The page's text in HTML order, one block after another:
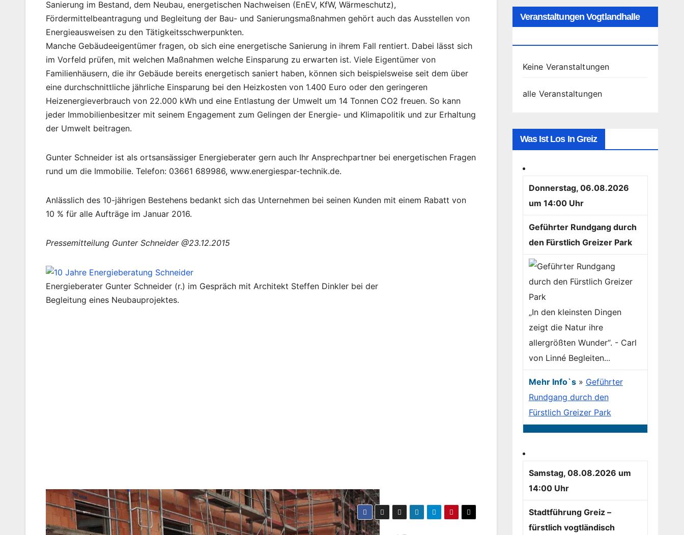
Sanierung im Bestand, dem Neubau, energetischen Nachweisen (EnEV, KfW, Wärmeschutz),
Fördermittelbeantragung und Begleitung der Bau- und Sanierungsmaßnahmen gehört auch das Ausstellen von
Energieausweisen zu den Tätigkeitsschwerpunkten.
Manche Gebäudeeigentümer fragen, ob sich eine energetische Sanierung in ihrem Fall rentiert. Dabei lässt sich
im Vorfeld prüfen, mit welchen Maßnahmen welche Einsparung zu erwarten ist. Viele Eigentümer von
Familienhäusern, die ihr Gebäude bereits energetisch saniert haben, können sich beispielsweise seit dem über
eine durchschnittliche jährliche Einsparung bei den Heizkosten von 1.400 Euro oder den geringeren
Heizenergieverbrauch von 22.000 kWh und eine Entlastung der Umwelt um 14 Tonnen CO2 freuen. So kann
jeder Immobilienbesitzer mit seinem Engagement zum Gelingen der Energie- und Klimapolitik und zur Erhaltung
der Umwelt beitragen.
Gunter Schneider ist als ortsansässiger Energieberater gern auch Ihr Ansprechpartner bei energetischen Fragen
rund um die Immobilie. Telefon: 03661 689986, www.energiespar-technik.de.
Anlässlich des 10-jährigen Bestehens bedankt sich das Unternehmen bei seinen Kunden mit einem Rabatt von
10 % für alle Aufträge im Januar 2016.
Pressemitteilung Gunter Schneider @23.12.2015
Energieberater Gunter Schneider (r.) im Gespräch mit Architekt Steffen Dinkler bei der
Begleitung eines Neubauprojektes.
Veranstaltungen Vogtlandhalle
Keine Veranstaltungen
alle Veranstaltungen
Was Ist Los In Greiz
Donnerstag, 06.08.2026
um 14:00 Uhr
Geführter Rundgang durch
den Fürstlich Greizer Park
„In den kleinsten Dingen
zeigt die Natur ihre
allergrößten Wunder“. - Carl
von Linné Begleiten...
Mehr Info`s» Geführter
Rundgang durch den
Fürstlich Greizer Park
Samstag, 08.08.2026 um
14:00 Uhr
Stadtführung Greiz –
fürstlich vogtländisch